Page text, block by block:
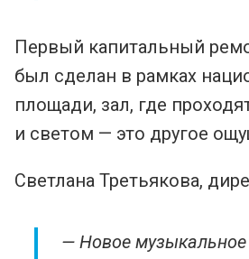
Первый капитальный
был сделан в рамках
площади, зал, где
и светом — это другое
Светлана Третьякова,
— Новое музыкальное